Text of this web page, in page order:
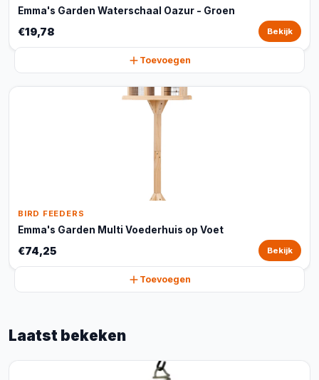
Emma's Garden Waterschaal Oazur - Groen
€19,78 Bekijk
Toevoegen
BIRD FEEDERS
Emma's Garden Multi Voederhuis op Voet
€74,25 Bekijk
Toevoegen
Laatst bekeken